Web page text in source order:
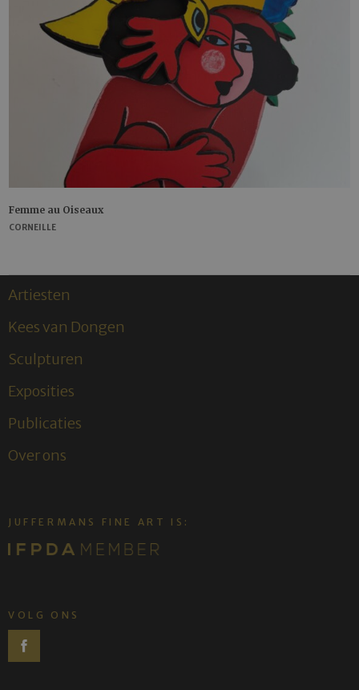
Femme au Oiseaux
CORNEILLE
Artiesten
Kees van Dongen
Sculpturen
Exposities
Publicaties
Over ons
JUFFERMANS FINE ART IS:
VOLG ONS